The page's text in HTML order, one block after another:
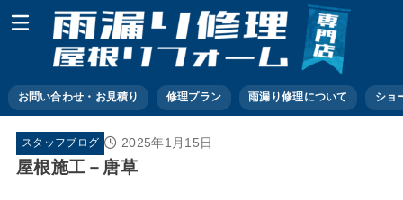
お問い合わせ・お見積り 修理プラン 雨漏り修理について ショ
スタッフブログ 2025年1月15日
屋根施工－唐草